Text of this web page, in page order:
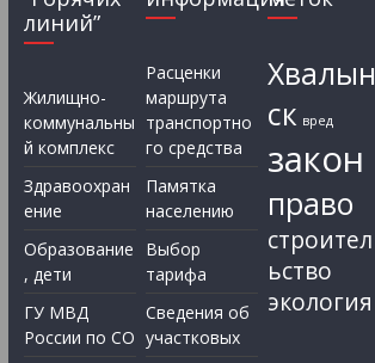
линий”
Жилищно-
коммунальны
й комплекс
Здравоохран
ение
Образование
, дети
ГУ МВД
России по СО
Расценки
маршрута
транспортно
го средства
Памятка
населению
Выбор
тарифа
Сведения об
участковых
Хвалын
ск вред
закон
право
строител
ьство
экология